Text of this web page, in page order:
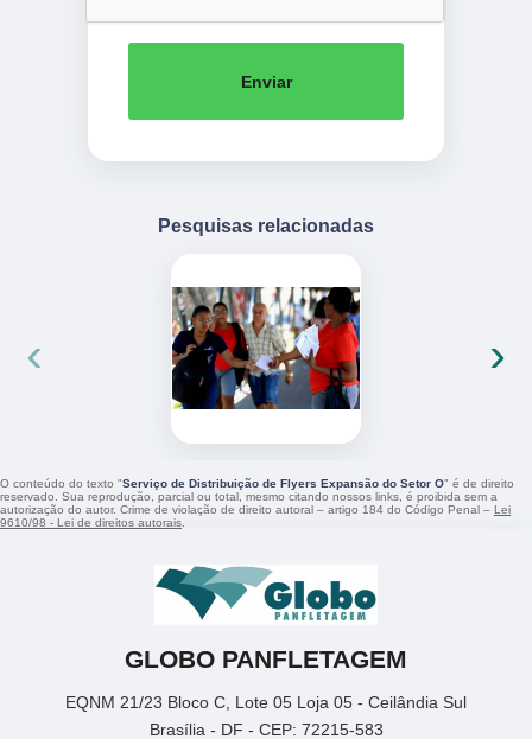
Enviar
Pesquisas relacionadas
‹ ›
O conteúdo do texto "Serviço de Distribuição de Flyers Expansão do Setor O" é de direito
reservado. Sua reprodução, parcial ou total, mesmo citando nossos links, é proibida sem a
autorização do autor. Crime de violação de direito autoral – artigo 184 do Código Penal – Lei
9610/98 - Lei de direitos autorais
GLOBO PANFLETAGEM
EQNM 21/23 Bloco C, Lote 05 Loja 05 - Ceilândia Sul
Brasília - DF - CEP: 72215-583